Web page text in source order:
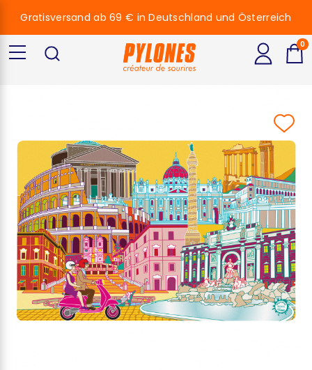
Gratisversand ab 69 € in Deutschland und Österreich
0